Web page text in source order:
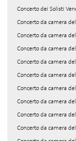
Concerto dei Solisti
Concerto da camera
Concerto da camera
Concerto da camera
Concerto da camera
Concerto da camera
Concerto da camera
Concerto da camera
Concerto da camera
Concerto da camera